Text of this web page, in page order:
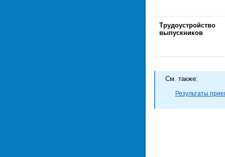
Трудоустройство
выпускников
Cм. также:
Результаты